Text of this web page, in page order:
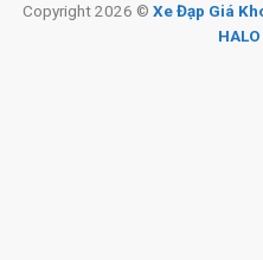
Copyright 2026 © Xe Đạp Giá